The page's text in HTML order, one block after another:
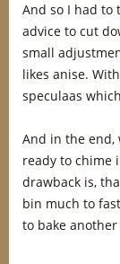
And so I had to
advice to cut
small
likes anise.
speculaas
And in the end,
ready to chime
drawback is,
bin much to
to bake